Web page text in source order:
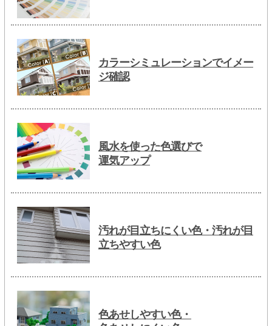
カラーシミュレーションでイメー
ジ確認
風水を使った色選びで
運気アップ
汚れが目立ちにくい色・汚れが目
立ちやすい色
色あせしやすい色・